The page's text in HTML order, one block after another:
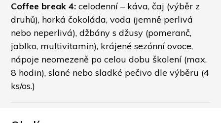
Coffee break 4: celodenní – káva, čaj (výběr z
druhů), horká čokoláda, voda (jemně perlivá
nebo neperlivá), džbány s džusy (pomeranč,
jablko, multivitamin), krájené sezónní ovoce,
nápoje neomezeně po celou dobu školení (max.
8 hodin), slané nebo sladké pečivo dle výběru (4
ks/os.)